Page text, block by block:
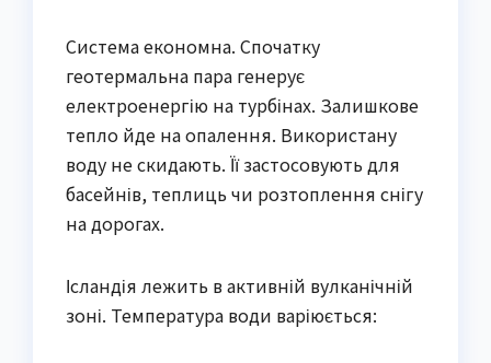
Система економна. Спочатку
геотермальна пара генерує
електроенергію на турбінах. Залишкове
тепло йде на опалення. Використану
воду не скидають. Її застосовують для
басейнів, теплиць чи розтоплення снігу
на дорогах.
Ісландія лежить в активній вулканічній
зоні. Температура води варіюється: